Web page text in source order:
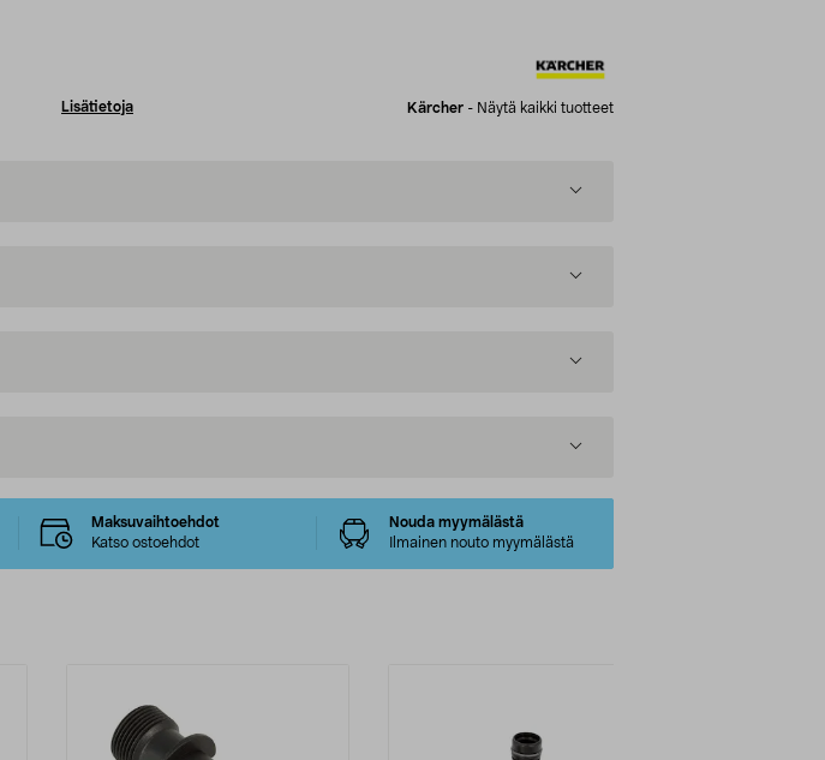
Lisätietoja Kärcher - Näytä kaikki tuotteet
Maksuvaihtoehdot
Katso ostoehdot
Nouda myymälästä
Ilmainen nouto myymälästä